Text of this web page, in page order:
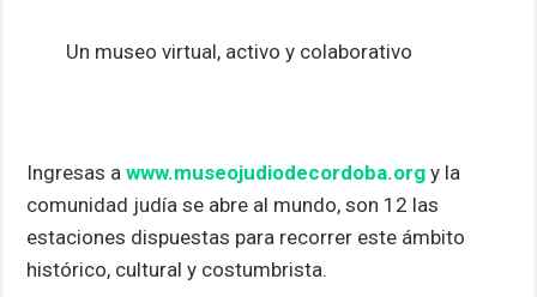
Un museo virtual, activo y colaborativo
Ingresas awww.museojudiodecordoba.org y la
comunidad judía se abre al mundo, son 12 las
estaciones dispuestas para recorrer este ámbito
histórico, cultural y costumbrista.